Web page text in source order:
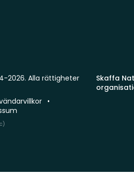
Skaffa
2026. Alla rättigheter